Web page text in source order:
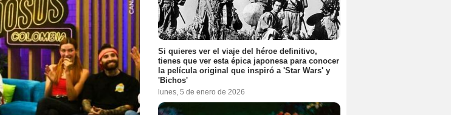
Si quieres ver el viaje del héroe definitivo,
tienes que ver esta épica japonesa para conocer
la película original que inspiró a 'Star Wars' y
'Bichos'
lunes, 5 de enero de 2026